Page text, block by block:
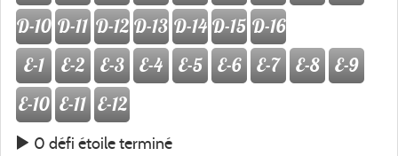
D-10 D-11 D-12 D-13 D-14 D-15 D-16
E-1
E-2 E-3 E-4 E-5 E-6 E-7 E-8
E-9
E-10 E-11 E-12
0 défi étoile terminé